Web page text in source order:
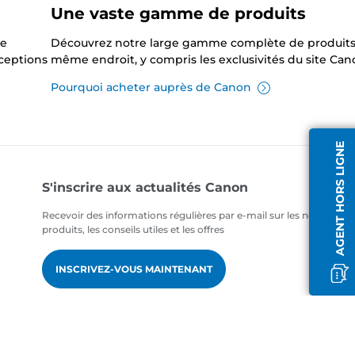
AGENT HORS LIGNE
Une vaste gamme de produits
Découvrez notre large gamme complète de
même endroit, y compris les exclusivités du site
Pourquoi acheter auprès de Canon
S'inscrire aux actualités Canon
Recevoir des informations régulières par e-mail sur les nouveaux
produits, les conseils utiles et les offres
INSCRIVEZ-VOUS MAINTENANT